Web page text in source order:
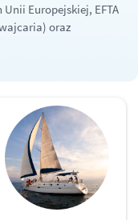
Europejskiej, EFTA
oraz